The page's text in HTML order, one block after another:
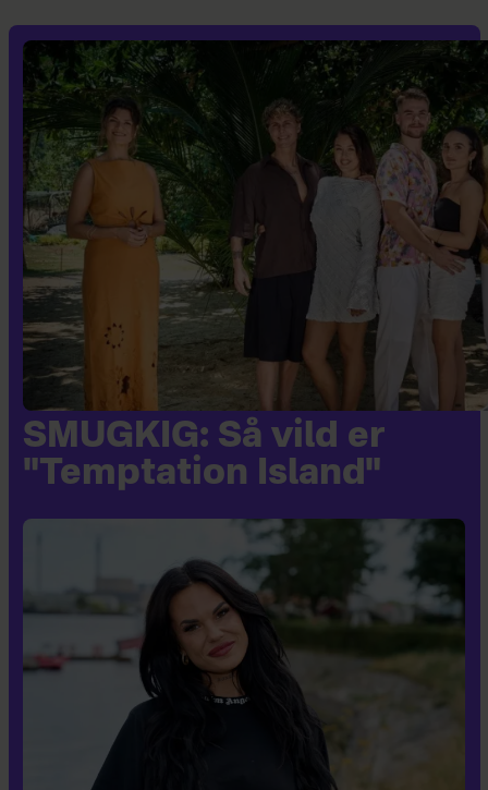
SMUGKIG: Så vild er
"Temptation Island"